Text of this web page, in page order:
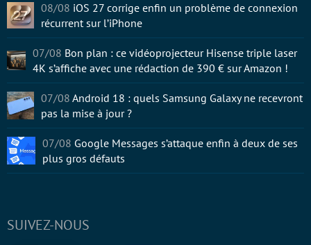
SUIVEZ-NOUS
08/08 iOS 27 corrige enfin un problème de connexion
récurrent sur l’iPhone
07/08 Bon plan : ce vidéoprojecteur Hisense triple laser
4K s’affiche avec une rédaction de 390 € sur Amazon !
07/08 Android 18 : quels Samsung Galaxy ne recevront
pas la mise à jour ?
07/08 Google Messages s’attaque enfin à deux de ses
plus gros défauts